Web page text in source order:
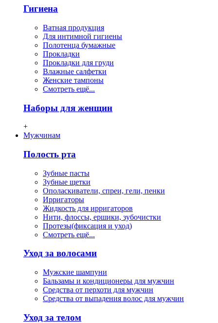
Гигиена
Ватная продукция
Для интимной гигиены
Полотенца бумажные
Прокладки
Прокладки для груди
Влажные салфетки
Женские тампоны
Смотреть ещё...
Наборы для женщин
+
Мужчинам
Полость рта
Зубные пасты
Зубные щетки
Ополаскиватели, спреи, гели, пенки
Ирригаторы
Жидкость для ирригаторов
Нити, флосcы, ершики, зубочистки
Протезы(фиксация и уход)
Смотреть ещё...
Уход за волосами
Мужские шампуни
Бальзамы и кондиционеры для мужчин
Средства от перхоти для мужчин
Средства от выпадения волос для мужчин
Уход за телом